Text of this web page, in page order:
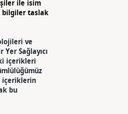
ile isim
bilgiler taslak
ve
Sağlayıcı
içerikleri
içeriklerin
bu